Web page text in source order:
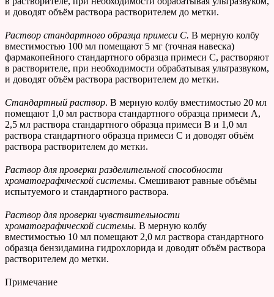
и доводят объём раствора растворителем до метки.
Раствор стандартного образца примеси С. В мерную колбу
вместимостью 100 мл помещают 5 мг (точная навеска)
фармакопейного стандартного образца примеси С, растворяют
в растворителе, при необходимости обрабатывая ультразвуком,
и доводят объём раствора растворителем до метки.
Стандартный раствор. В мерную колбу вместимостью 20 мл
помещают 1,0 мл раствора стандартного образца примеси А,
2,5 мл раствора стандартного образца примеси В и 1,0 мл
раствора стандартного образца примеси С и доводят объём
раствора растворителем до метки.
Раствор для проверки разделительной способности
хроматографической системы. Смешивают равные объёмы
испытуемого и стандартного раствора.
Раствор для проверки чувствительности
хроматографической системы. В мерную колбу
вместимостью 10 мл помещают 2,0 мл раствора стандартного
образца бензидамина гидрохлорида и доводят объём раствора
растворителем до метки.
Примечание